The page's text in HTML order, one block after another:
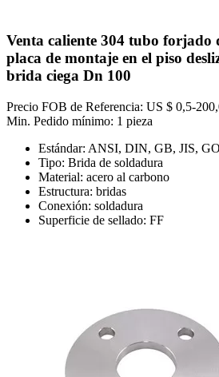
Venta caliente 304 tubo forjado
placa de montaje en el piso
brida ciega Dn 100
Precio FOB de Referencia: US $ 0,5-
Min. Pedido mínimo: 1 pieza
Estándar: ANSI, DIN, GB, JIS,
Tipo: Brida de soldadura
Material: acero al carbono
Estructura: bridas
Conexión: soldadura
Superficie de sellado: FF